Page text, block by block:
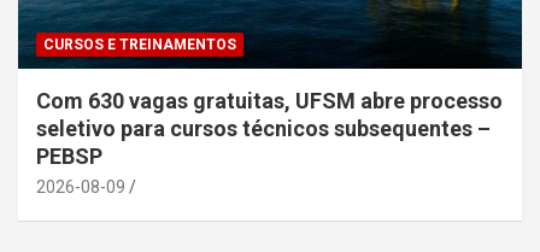
CURSOS E TREINAMENTOS
Com 630 vagas gratuitas, UFSM abre processo
seletivo para cursos técnicos subsequentes –
PEBSP
2026-08-09